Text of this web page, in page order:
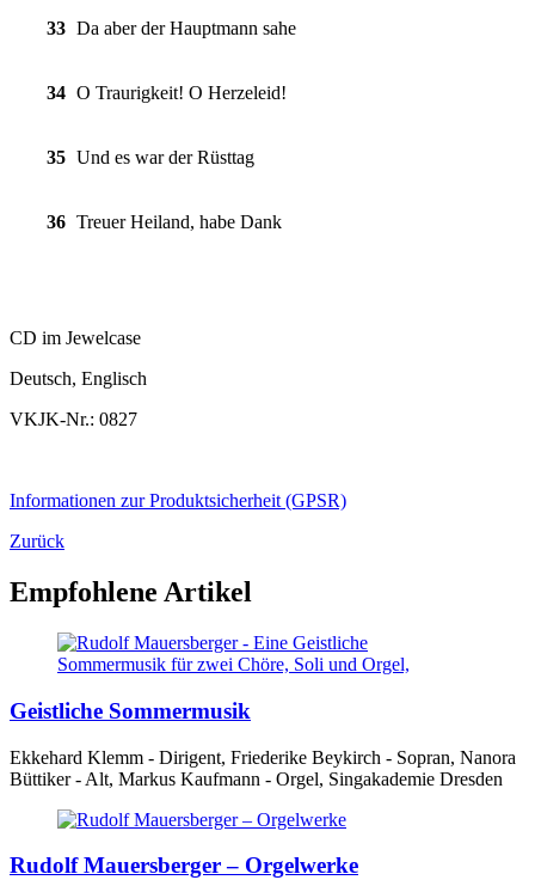
33 Da aber der Hauptmann sahe
34 O Traurigkeit! O Herzeleid!
35 Und es war der Rüsttag
36 Treuer Heiland, habe Dank
CD im Jewelcase
Deutsch, Englisch
VKJK-Nr.: 0827
Informationen zur Produktsicherheit (GPSR)
Zurück
Empfohlene Artikel
Geistliche Sommermusik
Ekkehard Klemm - Dirigent, Friederike Beykirch - Sopran, Nanora
Büttiker - Alt, Markus Kaufmann - Orgel, Singakademie Dresden
Rudolf Mauersberger – Orgelwerke